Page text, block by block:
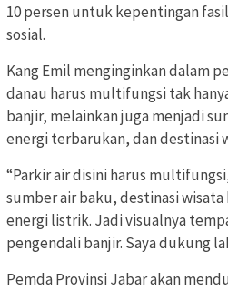
10 persen untuk kepentingan
sosial.
Kang Emil menginginkan dalam
danau harus multifungsi tak
banjir, melainkan juga menjadi
energi terbarukan, dan destinasi
“Parkir air disini harus
sumber air baku, destinasi
energi listrik. Jadi visualnya
pengendali banjir. Saya dukung
Pemda Provinsi Jabar akan